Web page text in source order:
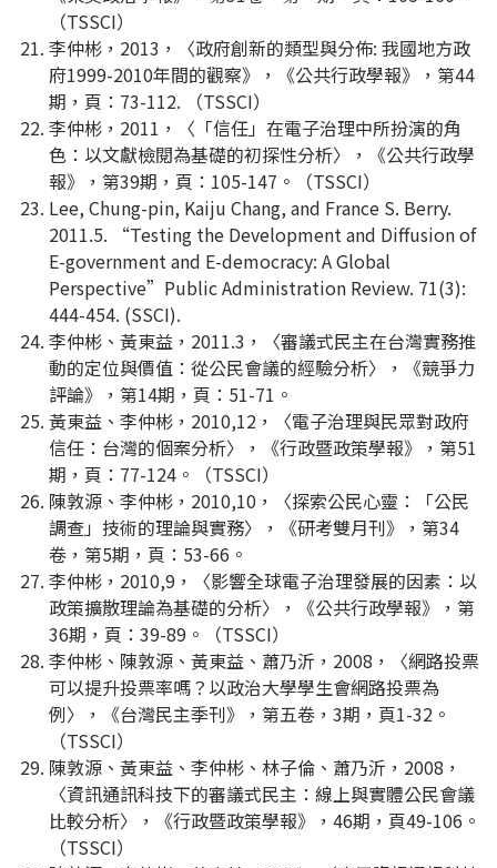
（TSSCI）
李仲彬，2013，〈政府創新的類型與分佈: 我國地方政
府1999-2010年間的觀察》，《公共行政學報》，第44
期，頁：73-112. （TSSCI）
李仲彬，2011，〈「信任」在電子治理中所扮演的角
色：以文獻檢閱為基礎的初探性分析〉，《公共行政學
報》，第39期，頁：105-147。（TSSCI）
Lee, Chung-pin, Kaiju Chang, and France S. Berry.
2011.5. “Testing the Development and Diffusion of
E-government and E-democracy: A Global
Perspective”Public Administration Review. 71(3):
444-454. (SSCI).
李仲彬、黃東益，2011.3，〈審議式民主在台灣實務推
動的定位與價值：從公民會議的經驗分析〉，《競爭力
評論》，第14期，頁：51-71。
黃東益、李仲彬，2010,12，〈電子治理與民眾對政府
信任：台灣的個案分析〉，《行政暨政策學報》，第51
期，頁：77-124。（TSSCI）
陳敦源、李仲彬，2010,10，〈探索公民心靈：「公民
調查」技術的理論與實務〉，《研考雙月刊》，第34
卷，第5期，頁：53-66。
李仲彬，2010,9，〈影響全球電子治理發展的因素：以
政策擴散理論為基礎的分析〉，《公共行政學報》，第
36期，頁：39-89。（TSSCI）
李仲彬、陳敦源、黃東益、蕭乃沂，2008，〈網路投票
可以提升投票率嗎？以政治大學學生會網路投票為
例〉，《台灣民主季刊》，第五卷，3期，頁1-32。
（TSSCI）
陳敦源、黃東益、李仲彬、林子倫、蕭乃沂，2008，
〈資訊通訊科技下的審議式民主：線上與實體公民會議
比較分析〉，《行政暨政策學報》，46期，頁49-106。
（TSSCI）